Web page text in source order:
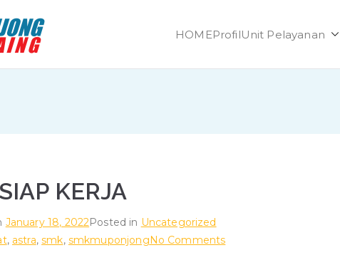
SMK
HOMEProfilUnit Pelayanan
KERJA
January 18, 2022Posted in Uncategorized
, astra,smk, smkmuponjongNo Commentson